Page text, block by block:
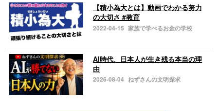
【積小為大とは】動画でわかる努力
の大切さ #教育
2022-04-15 家族で学べるお金の学校
AI時代、日本人が生き残る本当の理
由
2026-08-04 ねずさんの文明探求